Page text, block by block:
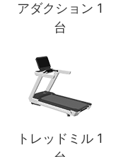
アダクション 1
台
トレッドミル 1